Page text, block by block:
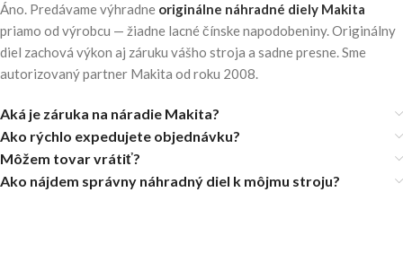
Áno. Predávame výhradne originálne náhradné diely Makita
priamo od výrobcu — žiadne lacné čínske napodobeniny. Originálny
diel zachová výkon aj záruku vášho stroja a sadne presne. Sme
autorizovaný partner Makita od roku 2008.
Aká je záruka na náradie Makita?
Ako rýchlo expedujete objednávku?
Môžem tovar vrátiť?
Ako nájdem správny náhradný diel k môjmu stroju?